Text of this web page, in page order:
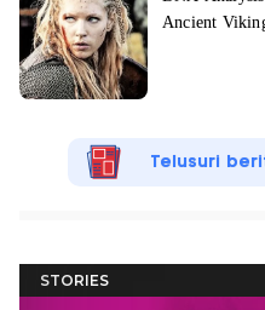
Telusuri